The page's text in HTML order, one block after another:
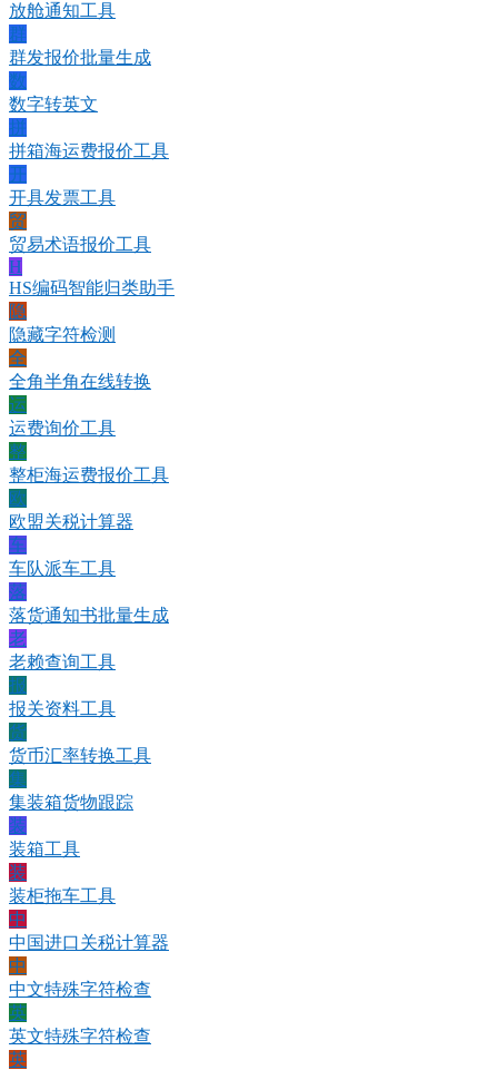
放舱通知工具
群
群发报价批量生成
数
数字转英文
拼
拼箱海运费报价工具
开
开具发票工具
贸
贸易术语报价工具
H
HS编码智能归类助手
隐
隐藏字符检测
全
全角半角在线转换
运
运费询价工具
整
整柜海运费报价工具
欧
欧盟关税计算器
车
车队派车工具
落
落货通知书批量生成
老
老赖查询工具
报
报关资料工具
货
货币汇率转换工具
集
集装箱货物跟踪
装
装箱工具
装
装柜拖车工具
中
中国进口关税计算器
中
中文特殊字符检查
英
英文特殊字符检查
英